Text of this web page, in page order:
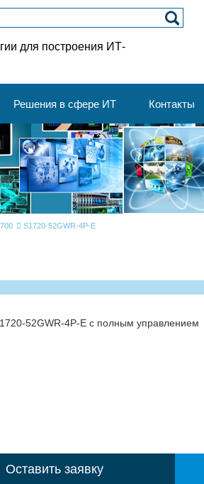
для построения ИТ-
Решения в сфере ИТ Контакты
S1720-52GWR-4P-E
52GWR-4P-E с полным управлением
Оставить заявку